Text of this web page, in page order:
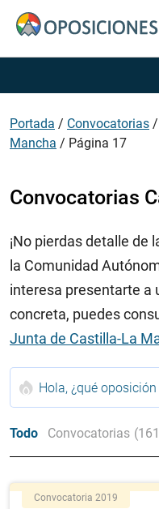
Portada / Convocatorias /
Mancha / Página 17
Convocatorias
¡No pierdas detalle de
la Comunidad
interesa presentarte a
concreta, puedes
Junta de Castilla-La
Todo Convocatorias
Convocatoria 2019